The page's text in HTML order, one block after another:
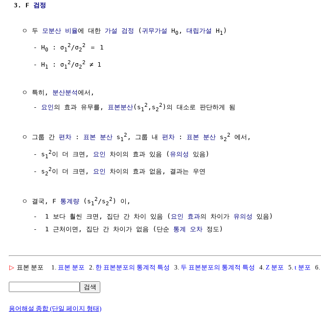
3. F 검정
  ㅇ 두
모분산 비율에 대한 가설 검정 (귀무가설 H0 , 대립가설 H1 )
     - H
0 : σ1
2/σ2
2 ＝ 1
     - H
1 : σ1
2/σ2
2 ≠ 1
  ㅇ 특히,
분산분석에서,
     -
요인 의 효과 유무를, 표본분산(s1
2 ,s2
2 )의 대소로 판단하게 됨
  ㅇ 그룹 간
편차 : 표본 분산 s1
2 , 그룹 내 편차 : 표본 분산 s2
2 에서,
     - s
1
2이 더 크면, 요인 차이의 효과 있음 ( 유의성 있음)
     - s
2
2이 더 크면, 요인 차이의 효과 없음, 결과는 우연
  ㅇ 결국, F
통계량 (s1
2/s2
2 ) 이,
     -  1 보다 훨씬 크면, 집단 간 차이 있음 (
요인 효과의 차이가 유의성
있음)
     -  1 근처이면, 집단 간 차이가 없음 (단순
통계 오차
▷ 표본 분포 1. 표본 분포 2. 한 표본분포의 통계적 특성 3. 두 표본분포의 통계적 특성 4. Z 분포 5. t 분포 6.
검색
용어해설 종합 (단일 페이지 형태)